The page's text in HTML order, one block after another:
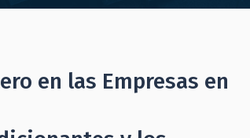
en las Empresas en